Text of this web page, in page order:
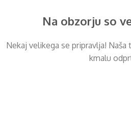
Na obzorju so
Nekaj ​​velikega se pripravlja!
kmalu